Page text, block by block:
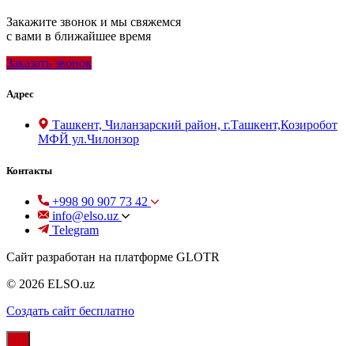
Закажите звонок и мы свяжемся
с вами в ближайшее время
Заказать звонок
Адрес
Ташкент, Чиланзарский район, г.Ташкент,Козиробот
МФЙ ул.Чилонзор
Контакты
+998 90 907 73 42
info@elso.uz
Telegram
Сайт разработан на платформе GLOTR
© 2026 ELSO.uz
Создать cайт бесплатно